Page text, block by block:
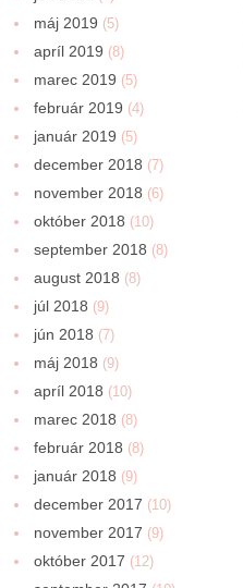
máj 2019 (5)
apríl 2019 (8)
marec 2019 (5)
február 2019 (4)
január 2019 (5)
december 2018 (7)
november 2018 (6)
október 2018 (10)
september 2018 (8)
august 2018 (8)
júl 2018 (9)
jún 2018 (7)
máj 2018 (9)
apríl 2018 (10)
marec 2018 (8)
február 2018 (8)
január 2018 (9)
december 2017 (10)
november 2017 (9)
október 2017 (12)